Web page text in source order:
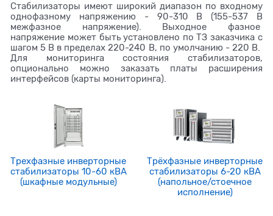
Стабилизаторы имеют широкий диапазон по входному
однофазному напряжению - 90-310 В (155-537 В
межфазное напряжение). Выходное фазное
напряжение может быть установлено по ТЗ заказчика с
шагом 5 В в пределах 220-240 В, по умолчанию - 220 В.
Для мониторинга состояния стабилизаторов,
опционально можно заказать платы расширения
интерфейсов (карты мониторинга).
Трехфазные инверторные
стабилизаторы 10-60 кВА
(шкафные модульные)
Трёхфазные инверторные
стабилизаторы 6-20 кВА
(напольное/стоечное
исполнение)